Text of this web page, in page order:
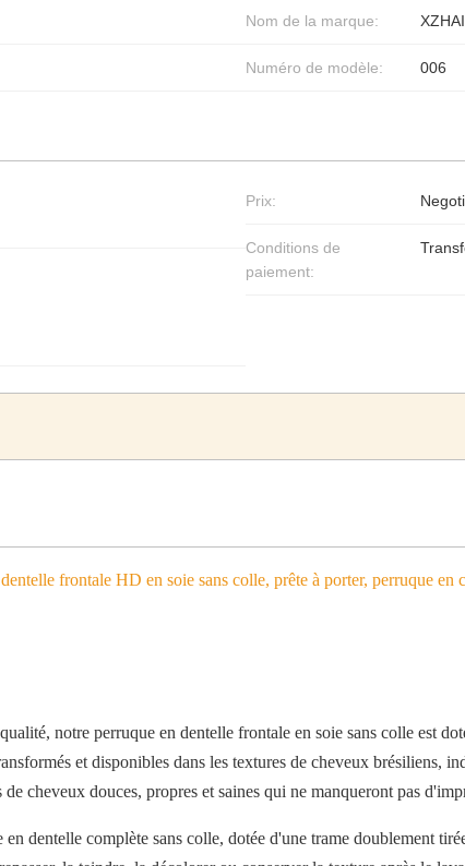
Nom de la marque:
Numéro de modèle: 006
Prix:
Conditions de
paiement:
frontale HD en soie sans colle, prête à porter, perruque en
notre perruque en dentelle frontale en soie sans colle est
et disponibles dans les textures de cheveux brésiliens,
cheveux douces, propres et saines qui ne manqueront pas
dentelle complète sans colle, dotée d'une trame doublement